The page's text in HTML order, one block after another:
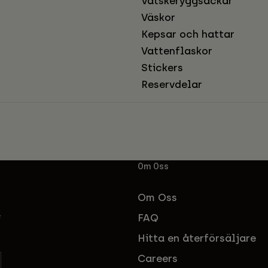
Väskor
Kepsar och hattar
Vattenflaskor
Stickers
Reservdelar
Om Oss
Om Oss
FAQ
Hitta en återförsäljare
Careers